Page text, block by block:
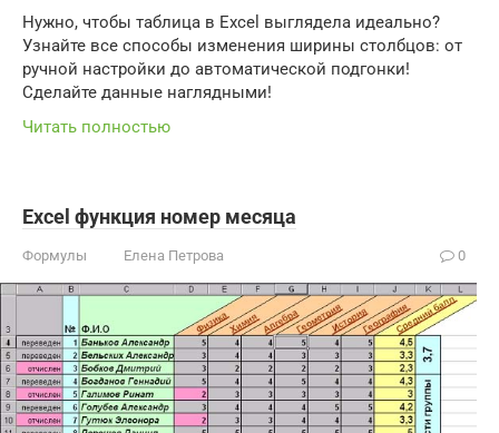
Нужно, чтобы таблица в Excel выглядела идеально?
Узнайте все способы изменения ширины столбцов: от
ручной настройки до автоматической подгонки!
Сделайте данные наглядными!
Читать полностью
Excel функция номер месяца
Формулы Елена Петрова 0